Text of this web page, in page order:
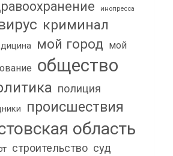
инопресса
криминал
мой город мой
общество
полиция
происшествия
область
строительство суд